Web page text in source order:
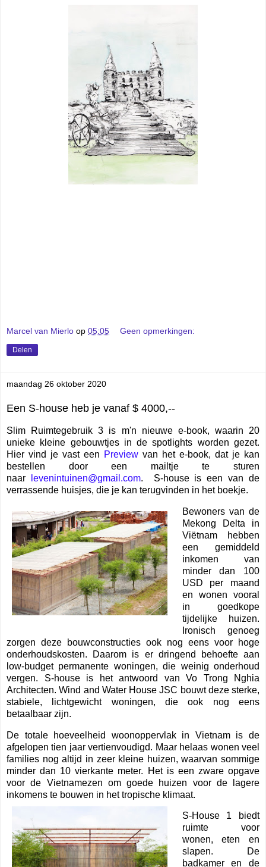
Marcel van Mierlo op 05:05 Geen opmerkingen:
Delen
maandag 26 oktober 2020
Een S-house heb je vanaf $ 4000,--
Slim Ruimtegebruik 3 is m'n nieuwe e-book, waarin 20
unieke kleine gebouwtjes in de spotlights worden gezet.
Hier vind je vast een Preview van het e-book, dat je kan
bestellen door een mailtje te sturen
naar
levenintuinen@gmail.com. S-house is een van de
verrassende huisjes, die je kan terugvinden in het boekje.
Bewoners van de
Mekong Delta in
Viëtnam hebben
een gemiddeld
inkomen van
minder dan 100
USD per maand
en wonen vooral
in goedkope
tijdelijke huizen.
Ironisch genoeg
zorgen deze bouwconstructies ook nog eens voor hoge
onderhoudskosten. Daarom is er dringend behoefte aan
low-budget permanente woningen, die weinig onderhoud
vergen. S-house is het antwoord van Vo Trong Nghia
Architecten. Wind and Water House JSC bouwt deze sterke,
stabiele, lichtgewicht woningen, die ook nog eens
betaalbaar zijn.
De totale hoeveelheid woonoppervlak in Vietnam is de
afgelopen tien jaar vertienvoudigd. Maar helaas wonen veel
families nog altijd in zeer kleine huizen, waarvan sommige
minder dan 10 vierkante meter. Het is een zware opgave
voor de Vietnamezen om goede huizen voor de lagere
inkomens te bouwen in het tropische klimaat.
S-House 1 biedt
ruimte voor
wonen, eten en
slapen. De
badkamer en de